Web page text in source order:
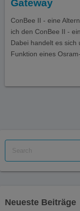
Gateway
ConBee II - eine
ich den ConBee II -
Dabei handelt es sich
Funktion eines
Neueste Beiträge